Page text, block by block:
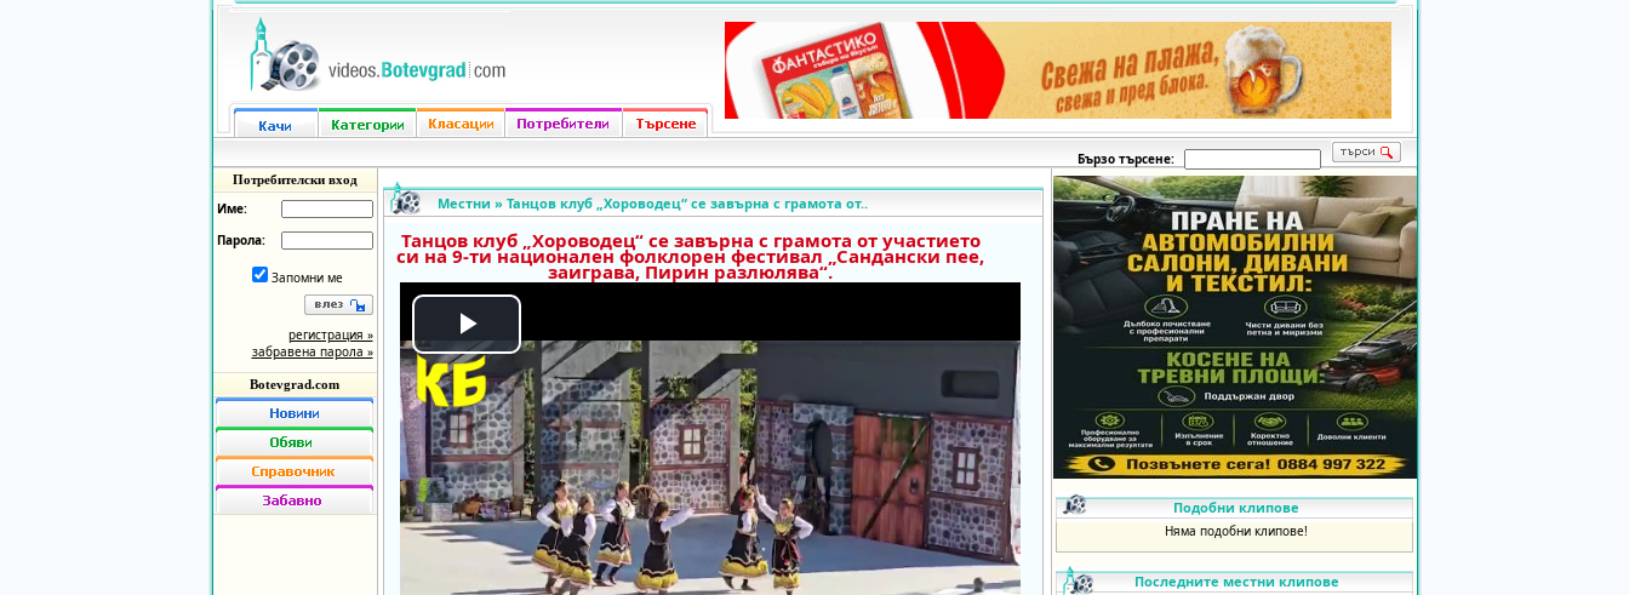
Бързо търсене:
Потребителски вход
Име:
Парола:
Запомни ме
регистрация »
забравена парола »
Botevgrad.com
Местни » Танцов клуб „Хороводец“ се завърна с грамота от..
Танцов клуб „Хороводец“ се завърна с грамота от участието
си на 9-ти национален фолклорен фестивал „Сандански пее,
заиграва, Пирин разлюлява“.
Play
Video
Подобни клипове
Няма подобни клипове!
Последните местни клипове